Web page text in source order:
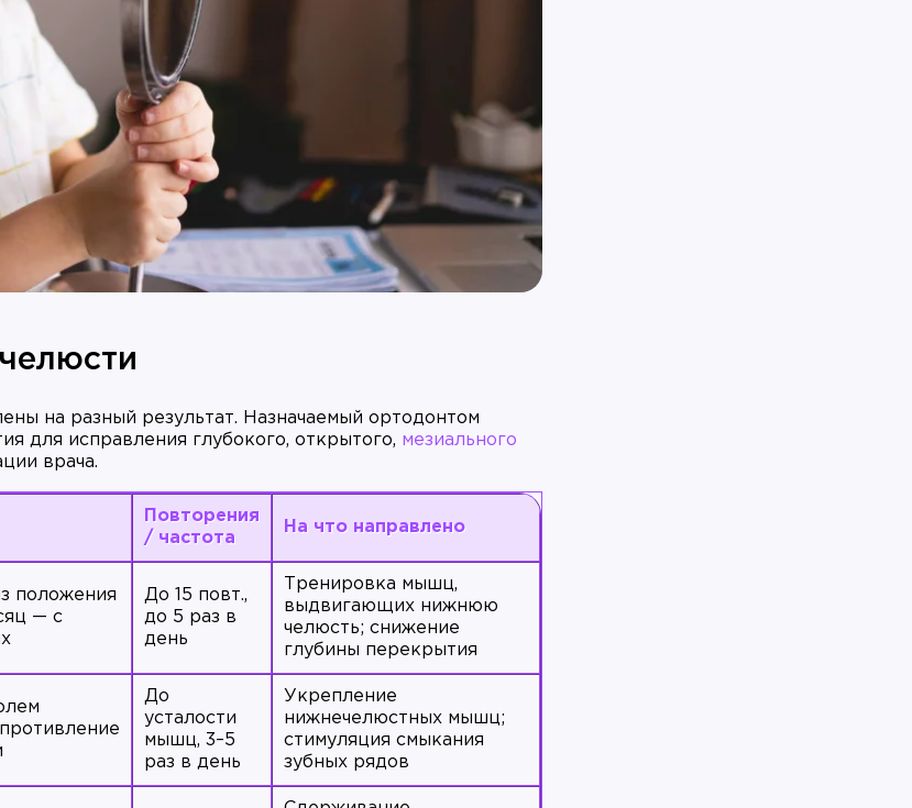
на разный результат. Назначаемый ортодонтом
для исправления глубокого, открытого, мезиального
врача.
Повторения
/ частота
На что направлено
положения
— с
До 15 повт.,
до 5 раз в
день
Тренировка мышц,
выдвигающих нижнюю
челюсть; снижение
глубины перекрытия
До
усталости
мышц, 3–5
раз в день
Укрепление
нижнечелюстных мышц;
стимуляция смыкания
зубных рядов